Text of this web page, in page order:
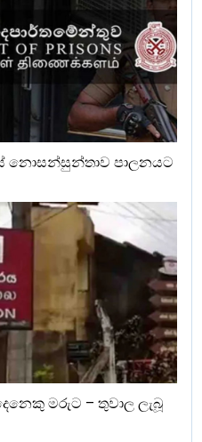
නොසන්සුන්තාව පාලනයට
මරුට – තුවාල ලැබූ